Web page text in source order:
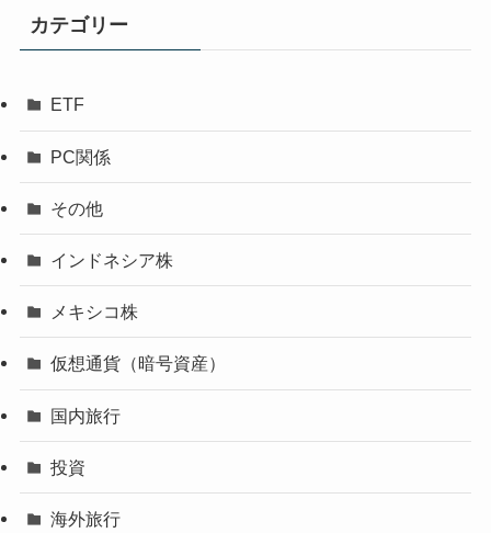
カテゴリー
ETF
PC関係
その他
インドネシア株
メキシコ株
仮想通貨（暗号資産）
国内旅行
投資
海外旅行